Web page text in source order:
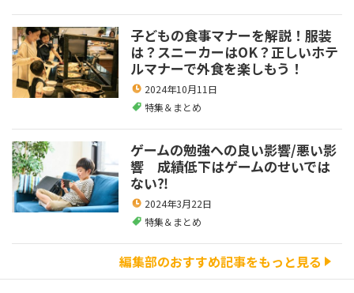
子どもの食事マナーを解説！服装
は？スニーカーはOK？正しいホテ
ルマナーで外食を楽しもう！
2024年10月11日
特集＆まとめ
ゲームの勉強への良い影響/悪い影
響 成績低下はゲームのせいでは
ない⁈
2024年3月22日
特集＆まとめ
編集部のおすすめ記事をもっと見る